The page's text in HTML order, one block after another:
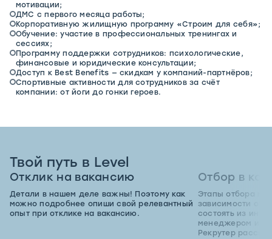
мотивации;
ДМС с первого месяца работы;
Корпоративную жилищную программу «Строим для себя»;
Обучение: участие в профессиональных тренингах и
сессиях;
Программу поддержки сотрудников: психологические,
финансовые и юридические консультации;
Доступ к Best Benefits — скидкам у компаний-партнёров;
Спортивные активности для сотрудников за счёт
компании: от йоги до гонки героев.
Твой путь в Level
Отклик на вакансию
Детали в нашем деле важны! Поэтому как
можно подробнее опиши свой релевантный
опыт при отклике на вакансию.
Отбор в
Этапы отбора
зависимости от
состоять из
менеджером и
Рекрутер